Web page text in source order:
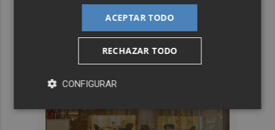
ACEPTAR TODO
RECHAZAR TODO
CONFIGURAR